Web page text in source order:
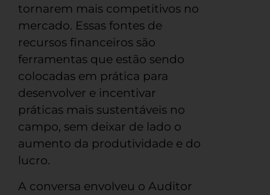
tornarem mais competitivos no
mercado. Essas fontes de
recursos financeiros são
ferramentas que estão sendo
colocadas em prática para
desenvolver e incentivar
práticas mais sustentáveis no
campo, sem deixar de lado o
aumento da produtividade e do
lucro.
A conversa envolveu o Auditor